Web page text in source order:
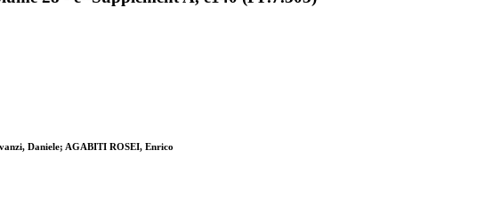
Daniele; AGABITI ROSEI, Enrico